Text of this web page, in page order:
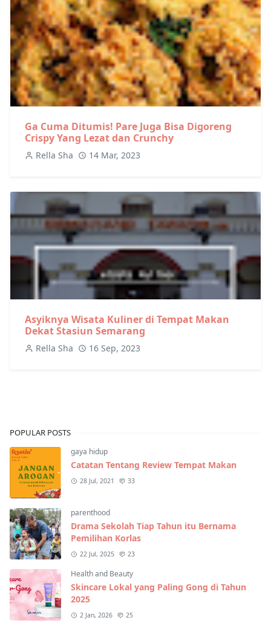
Ga Cuma Ditumis! Pare Juga Bisa Digoreng
Crispy Yang Lezat dan Crunchy
Rella Sha 14 Mar, 2023
Asyiknya Wisata Kuliner di Tempat Makan
Dekat Stasiun Semarang
Rella Sha 16 Sep, 2023
POPULAR POSTS
gaya hidup
Catatan Tentang Review Tempat Makan
28 Jul, 2021 33
parenthood
Drama Sekolah Tiap Tahun itu Bernama
Pemilihan Korlas
22 Jul, 2025 23
Health and Beauty
Skincare Lokal yang Paling Gong di Tahun
2025
2 Jan, 2026 25